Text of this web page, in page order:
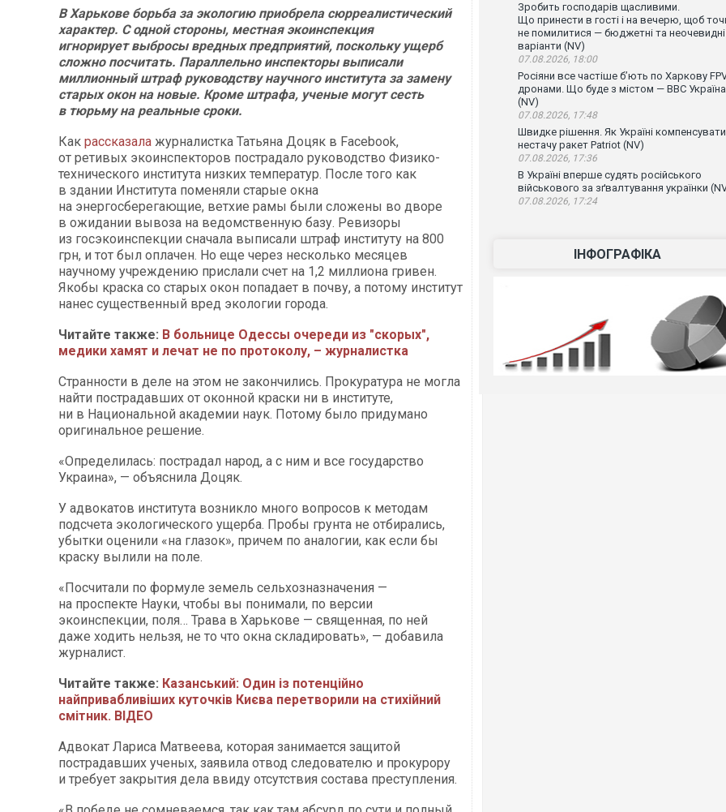
В Харькове борьба за экологию приобрела сюрреалистический
характер. С одной стороны, местная экоинспекция
игнорирует выбросы вредных предприятий, поскольку ущерб
сложно посчитать. Параллельно инспекторы выписали
миллионный штраф руководству научного института за замену
старых окон на новые. Кроме штрафа, ученые могут сесть
в тюрьму на реальные сроки.
Как рассказала журналистка Татьяна Доцяк в Facebook,
от ретивых экоинспекторов пострадало руководство Физико-
технического института низких температур. После того как
в здании Института поменяли старые окна
на энергосберегающие, ветхие рамы были сложены во дворе
в ожидании вывоза на ведомственную базу. Ревизоры
из госэкоинспекции сначала выписали штраф институту на 800
грн, и тот был оплачен. Но еще через несколько месяцев
научному учреждению прислали счет на 1,2 миллиона гривен.
Якобы краска со старых окон попадает в почву, а потому институт
нанес существенный вред экологии города.
Читайте также: В больнице Одессы очереди из "скорых",
медики хамят и лечат не по протоколу, – журналистка
Странности в деле на этом не закончились. Прокуратура не могла
найти пострадавших от оконной краски ни в институте,
ни в Национальной академии наук. Потому было придумано
оригинальное решение.
«Определилась: пострадал народ, а с ним и все государство
Украина», — объяснила Доцяк.
У адвокатов института возникло много вопросов к методам
подсчета экологического ущерба. Пробы грунта не отбирались,
убытки оценили «на глазок», причем по аналогии, как если бы
краску вылили на поле.
«Посчитали по формуле земель сельхозназначения —
на проспекте Науки, чтобы вы понимали, по версии
экоинспекции, поля… Трава в Харькове — священная, по ней
даже ходить нельзя, не то что окна складировать», — добавила
журналист.
Читайте также: Казанський: Один із потенційно
найпривабливіших куточків Києва перетворили на стихійний
смітник. ВІДЕО​​​​​​​
Адвокат Лариса Матвеева, которая занимается защитой
пострадавших ученых, заявила отвод следователю и прокурору
и требует закрытия дела ввиду отсутствия состава преступления.
Зробить господарів щасливими.
Що принести в гості і на вечерю, щоб
не помилитися — бюджетні та неочевидні
варіанти (NV)
07.08.2026, 18:00
Росіяни все частіше бʼють по Харкову
дронами. Що буде з містом — ВВС Україна
(NV)
07.08.2026, 17:48
Швидке рішення. Як Україні компенсувати
нестачу ракет Patriot (NV)
07.08.2026, 17:36
В Україні вперше судять російського
військового за зґвалтування українки
07.08.2026, 17:24
ІНФОГРАФІКА